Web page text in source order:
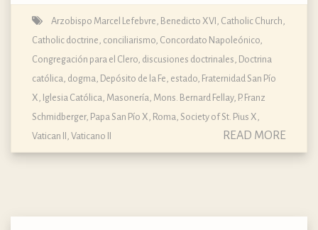
Arzobispo Marcel Lefebvre, Benedicto XVI , Catholic Church,
Catholic doctrine, conciliarismo, Concordato Napoleónico,
Congregación para el Clero, discusiones doctrinales, Doctrina
católica, dogma, Depósito de la Fe, estado, Fraternidad San Pío
X, Iglesia Católica, Masonería, Mons. Bernard Fellay, P. Franz
Schmidberger, Papa San Pío X, Roma, Society of St. Pius X,
Vatican II , Vaticano II READ MORE